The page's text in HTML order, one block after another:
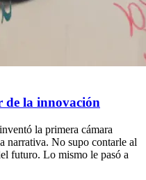
de la innovación
la primera cámara
narrativa. No supo contarle al
futuro. Lo mismo le pasó a